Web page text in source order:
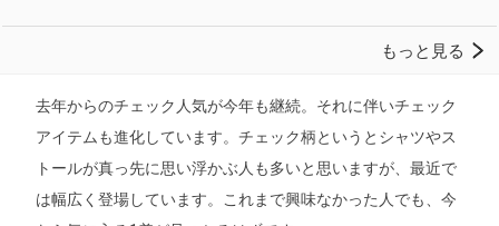
去年からのチェック人気が今年も継続。それに伴いチェック
アイテムも進化しています。チェック柄というとシャツやス
トールが真っ先に思い浮かぶ人も多いと思いますが、最近で
は幅広く登場しています。これまで興味なかった人でも、今